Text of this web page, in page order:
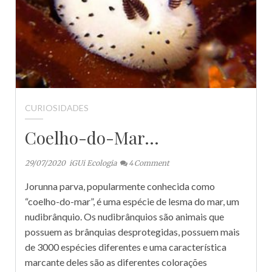
CURIOSIDADES
Coelho-do-Mar…
29/07/2020 iGUi Ecologia 4 Comment
Jorunna parva, popularmente conhecida como
“coelho-do-mar”, é uma espécie de lesma do mar, um
nudibrânquio. Os nudibrânquios são animais que
possuem as brânquias desprotegidas, possuem mais
de 3000 espécies diferentes e uma característica
marcante deles são as diferentes colorações